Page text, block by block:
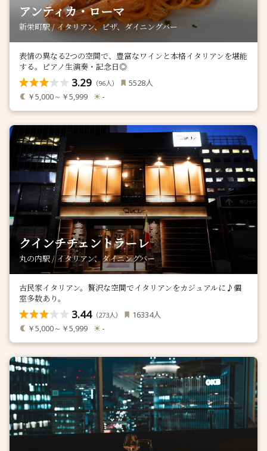
アンティカ・ローマ
新栄町駅 / イタリアン、ピザ、ダイニングバー
表情の異なる2つの空間で、豊富なワインと本格イタリアンを堪能
する。ピアノ生演奏・記念日◎
3.29 （96人） 5528人
￥5,000～￥5,999 -
クインチチェントラーレ
丸の内駅 / イタリアン、ダイニングバー
古民家イタリアン。贅沢な空間でイタリアンをカジュアルに♪個
室多数あり。
3.44（273人） 16334人
￥5,000～￥5,999 -